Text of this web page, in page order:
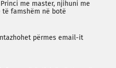
me master, njihuni me
famshëm në botë
përmes email-it